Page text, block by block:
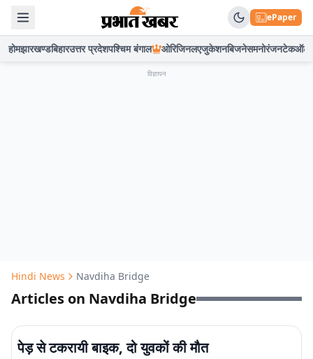
ePaper
होमझारखण्डबिहारउत्तर प्रदेशपश्चिम बंगाल ओरिजिनलएजुकेशनबिजनेसमनोरंजनटेकऑटो
विज्ञापन
Hindi News Navdiha Bridge
Articles on Navdiha Bridge
पेड़ से टकरायी बाइक, दो युवकों की मौत